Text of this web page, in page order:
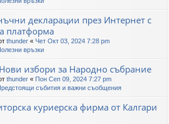
декларации през Интернет с
платформа
thunder « Чет Окт 03, 2024 7:28 pm
връзки
избори за Народно събрание
thunder « Пон Сеп 09, 2024 7:27 pm
събития и важни съобщения
куриерска фирма от Калгари